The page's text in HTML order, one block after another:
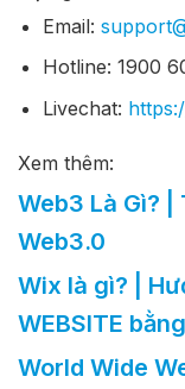
Email:
Hotline: 1900
Livechat:
Xem thêm:
Web3 Là Gì?
Web3.0
Wix là gì? |
WEBSITE
World Wide